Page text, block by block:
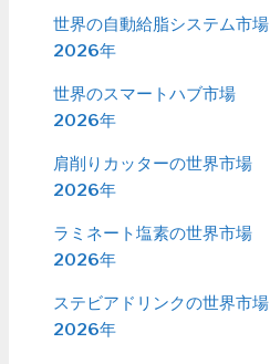
世界の自動給脂システム市場
2026年
世界のスマートハブ市場
2026年
肩削りカッターの世界市場
2026年
ラミネート塩素の世界市場
2026年
ステビアドリンクの世界市場
2026年